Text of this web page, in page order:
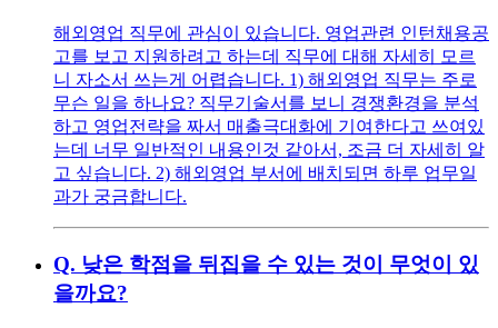
해외영업 직무에 관심이 있습니다. 영업관련 인턴채용공
고를 보고 지원하려고 하는데 직무에 대해 자세히 모르
니 자소서 쓰는게 어렵습니다. 1) 해외영업 직무는 주로
무슨 일을 하나요? 직무기술서를 보니 경쟁환경을 분석
하고 영업전략을 짜서 매출극대화에 기여한다고 쓰여있
는데 너무 일반적인 내용인것 같아서, 조금 더 자세히 알
고 싶습니다. 2) 해외영업 부서에 배치되면 하루 업무일
과가 궁금합니다.
Q. 낮은 학점을 뒤집을 수 있는 것이 무엇이 있
을까요?